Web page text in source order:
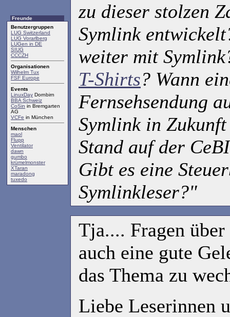
Freunde
Benutzergruppen
LUG Switzerland
LUG Vorarlberg
LUGen in DE
SIUG
CCCZH
Organisationen
Wilhelm Tux
FSF Europe
Events
LinuxDay Dornbirn
BBA Schweiz
CoSin in Bremgarten
AG
VCFe in München
Menschen
maol
Flupp
Ventilator
dawn
gumbo
krümelmonster
XTaran
maradong
tuxedo
zu dieser stolzen
Symlink
weiter mit
T-Shirts? Wann
Fernsehsendung
Symlink in
Stand auf der
Gibt es eine
Symlinkleser?"
Tja.... Fragen
auch eine gute
das Thema zu
Liebe Leserinnen